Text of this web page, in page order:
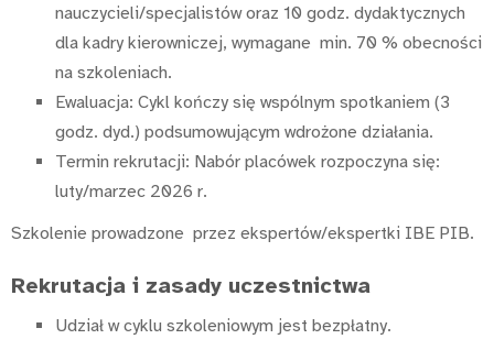
nauczycieli/specjalistów oraz 10 godz. dydaktycznych
dla kadry kierowniczej, wymagane min. 70 % obecności
na szkoleniach.
Ewaluacja: Cykl kończy się wspólnym spotkaniem (3
godz. dyd.) podsumowującym wdrożone działania.
Termin rekrutacji: Nabór placówek rozpoczyna się:
luty/marzec 2026 r.
Szkolenie prowadzone przez ekspertów/ekspertki IBE PIB.
Rekrutacja i zasady uczestnictwa
Udział w cyklu szkoleniowym jest bezpłatny.